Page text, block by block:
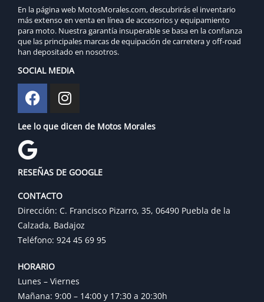
En la página web MotosMorales.com, descubrirás el inventario
más extenso en venta en línea de accesorios y equipamiento
para moto. Nuestra garantía insuperable se basa en la confianza
que las principales marcas de equipación de carretera y off-road
han depositado en nosotros.
SOCIAL MEDIA
Lee lo que dicen de Motos Morales
RESEÑAS DE GOOGLE
CONTACTO
Dirección: C. Francisco Pizarro, 35, 06490 Puebla de la
Calzada, Badajoz
Teléfono: 924 45 69 95
HORARIO
Lunes – Viernes
Mañana: 9:00 – 14:00 y 17:30 a 20:30h